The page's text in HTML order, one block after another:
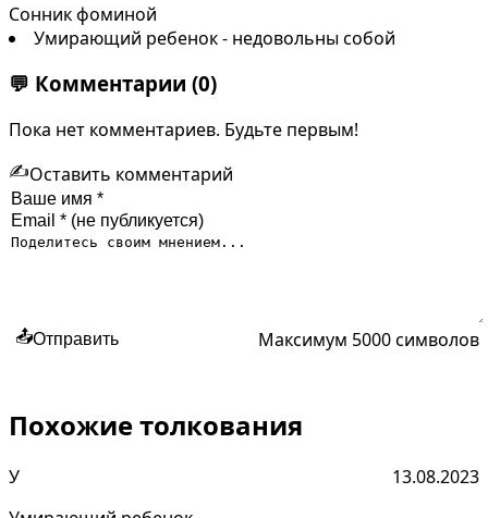
Сонник фоминой
Умирающий ребенок - недовольны собой
💬 Комментарии (0)
Пока нет комментариев. Будьте первым!
✍️Оставить комментарий
📤Отправить Максимум 5000 символов
Похожие толкования
У
13.08.2023